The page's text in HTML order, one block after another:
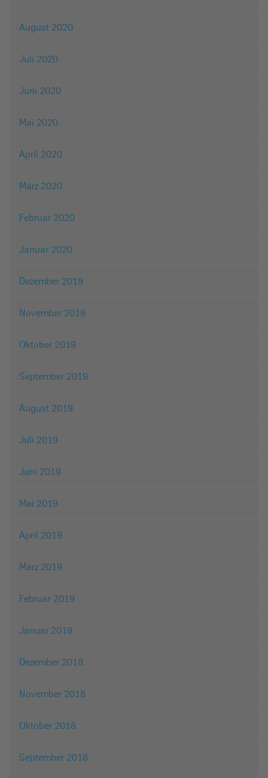
August 2020
Juli 2020
Juni 2020
Mai 2020
April 2020
März 2020
Februar 2020
Januar 2020
Dezember 2019
November 2019
Oktober 2019
September 2019
August 2019
Juli 2019
Juni 2019
Mai 2019
April 2019
März 2019
Februar 2019
Januar 2019
Dezember 2018
November 2018
Oktober 2018
September 2018